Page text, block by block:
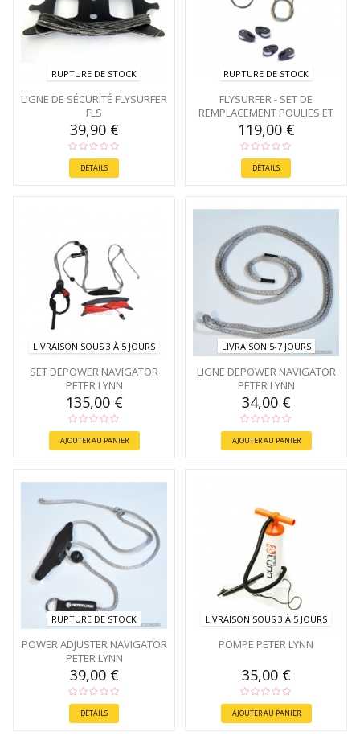
RUPTURE DE STOCK
LIGNE DE SÉCURITÉ FLYSURFER
FLS
39,90 €
DÉTAILS
RUPTURE DE STOCK
FLYSURFER - SET DE
REMPLACEMENT POULIES ET
LIGNES DE POULIES
119,00 €
DÉTAILS
LIVRAISON SOUS 3 À 5 JOURS
SET DEPOWER NAVIGATOR
PETER LYNN
135,00 €
AJOUTER AU PANIER
LIVRAISON 5-7 JOURS
LIGNE DEPOWER NAVIGATOR
PETER LYNN
34,00 €
AJOUTER AU PANIER
RUPTURE DE STOCK
POWER ADJUSTER NAVIGATOR
PETER LYNN
39,00 €
DÉTAILS
LIVRAISON SOUS 3 À 5 JOURS
POMPE PETER LYNN
35,00 €
AJOUTER AU PANIER